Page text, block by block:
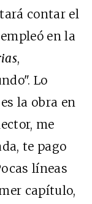
contar el
en la
,
Lo
la obra en
me
te pago
líneas
capítulo,